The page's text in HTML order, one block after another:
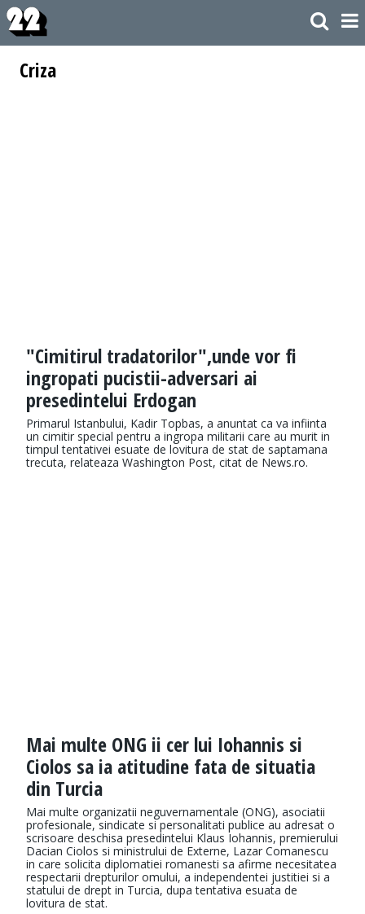
Criza
"Cimitirul tradatorilor",unde vor fi
ingropati pucistii-adversari ai
presedintelui Erdogan
Primarul Istanbului, Kadir Topbas, a anuntat ca va infiinta
un cimitir special pentru a ingropa militarii care au murit in
timpul tentativei esuate de lovitura de stat de saptamana
trecuta, relateaza Washington Post, citat de News.ro.
Mai multe ONG ii cer lui Iohannis si
Ciolos sa ia atitudine fata de situatia
din Turcia
Mai multe organizatii neguvernamentale (ONG), asociatii
profesionale, sindicate si personalitati publice au adresat o
scrisoare deschisa presedintelui Klaus Iohannis, premierului
Dacian Ciolos si ministrului de Externe, Lazar Comanescu
in care solicita diplomatiei romanesti sa afirme necesitatea
respectarii drepturilor omului, a independentei justitiei si a
statului de drept in Turcia, dupa tentativa esuata de
lovitura de stat.